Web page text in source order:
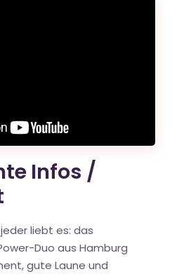
Infos /
liebt es: das
Duo aus Hamburg
gute Laune und